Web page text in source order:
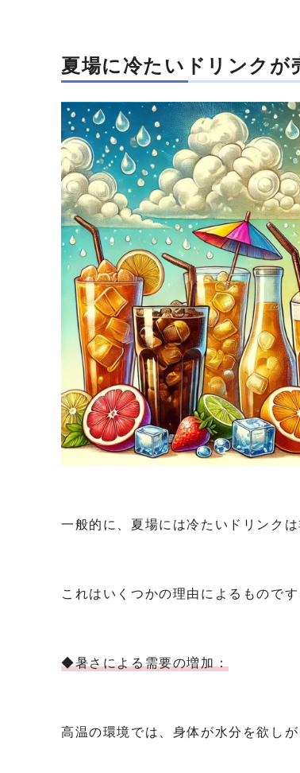
夏場に冷たいドリンクが
一般的に、夏場には冷たいドリンクは
これはいくつかの理由によるものです
◆暑さによる需要の増加：
高温の環境では、身体が水分を欲し